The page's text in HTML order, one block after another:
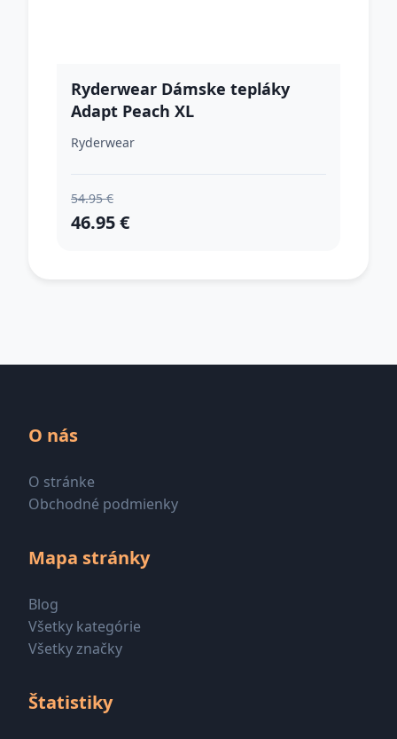
Ryderwear Dámske tepláky
Adapt Peach XL
Ryderwear
54.95 €
46.95 €
O nás
O stránke
Obchodné podmienky
Mapa stránky
Blog
Všetky kategórie
Všetky značky
Štatistiky